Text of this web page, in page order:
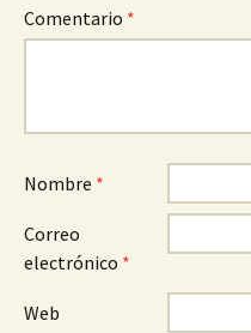
Comentario *
Nombre *
Correo
electrónico *
Web